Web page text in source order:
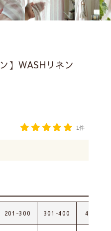
】WASHリネン
1件
201-300 301-400 401-500